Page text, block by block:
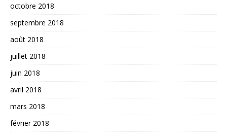
octobre 2018
septembre 2018
août 2018
juillet 2018
juin 2018
avril 2018
mars 2018
février 2018